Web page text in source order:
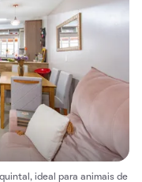
ideal para animais de